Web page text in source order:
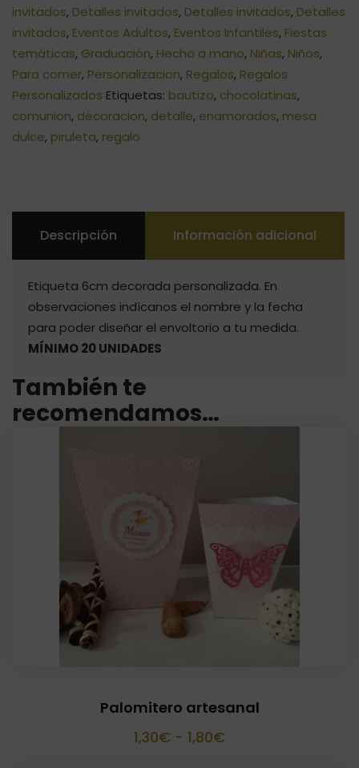
invitados, Detalles invitados, Detalles invitados, Detalles
invitados, Eventos Adultos, Eventos Infantiles, Fiestas
temáticas, Graduación, Hecho a mano, Niñas, Niños,
Para comer, Personalizacion, Regalos, Regalos
Personalizados Etiquetas: bautizo, chocolatinas,
comunion, decoracion, detalle, enamorados, mesa
dulce, piruleta, regalo
Descripción Información adicional
Etiqueta 6cm decorada personalizada. En
observaciones indícanos el nombre y la fecha
para poder diseñar el envoltorio a tu medida.
MÍNIMO 20 UNIDADES
También te
recomendamos…
Palomitero artesanal
1,30€ - 1,80€Rango